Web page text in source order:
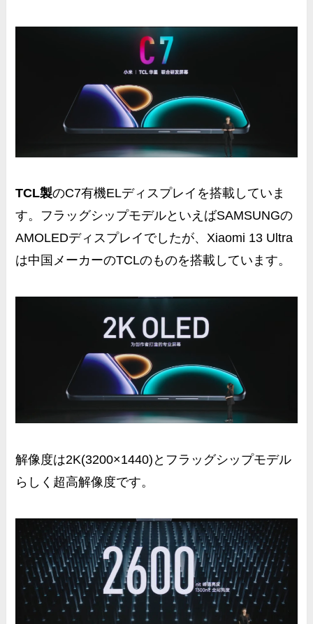
TCL製のC7有機ELディスプレイを搭載していま
す。フラッグシップモデルといえばSAMSUNGの
AMOLEDディスプレイでしたが、Xiaomi 13 Ultra
は中国メーカーのTCLのものを搭載しています。
解像度は2K(3200×1440)とフラッグシップモデル
らしく超高解像度です。